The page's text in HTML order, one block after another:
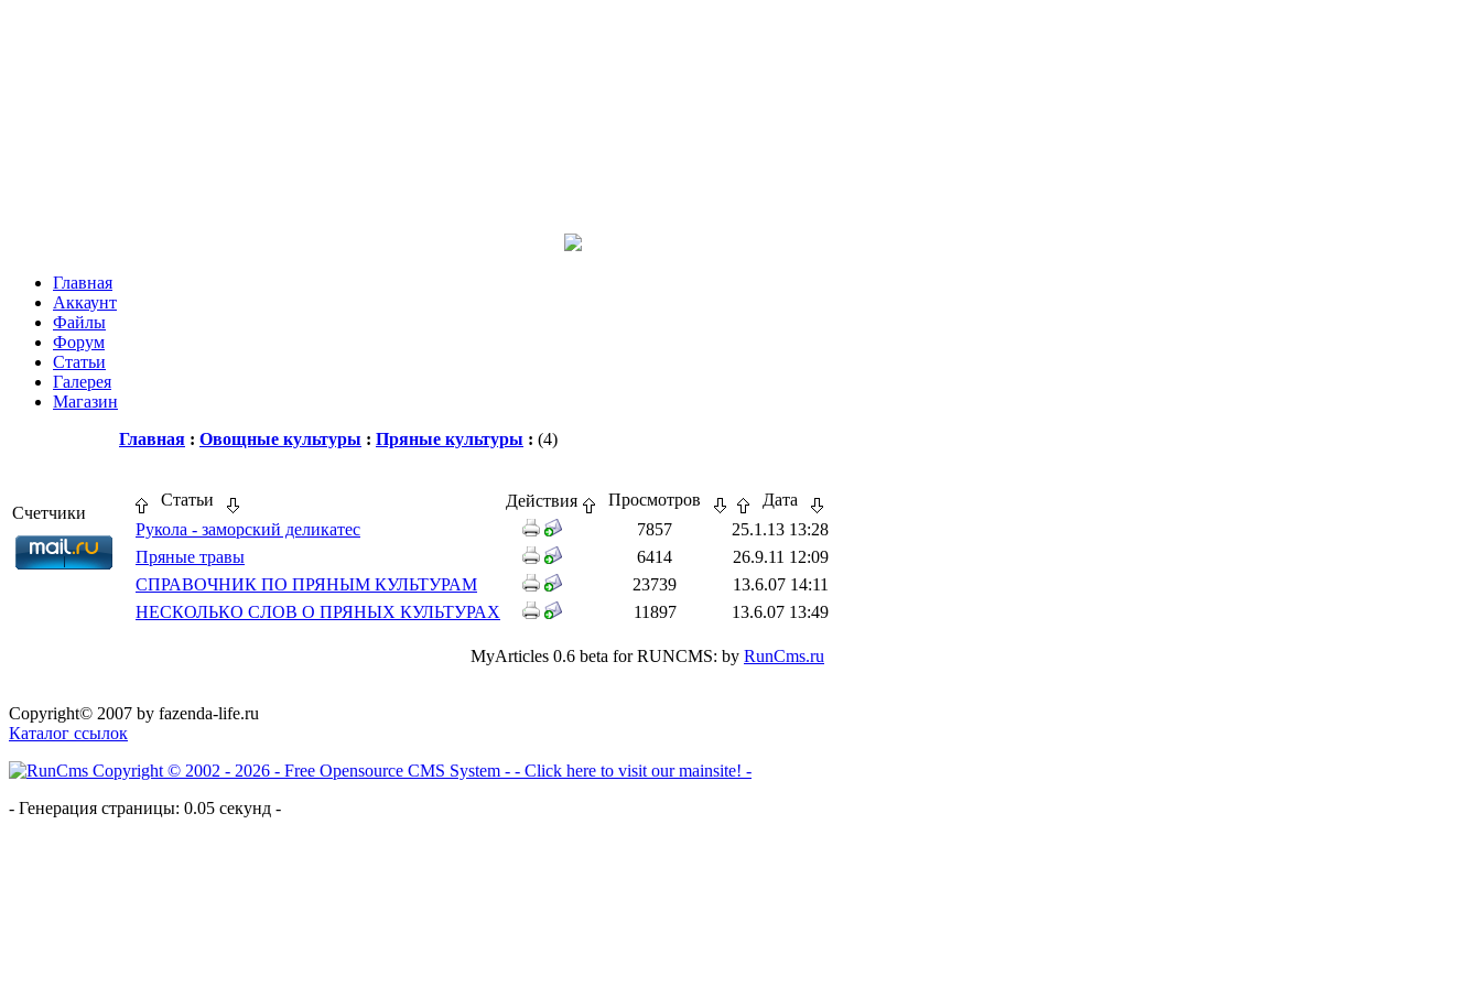
Главная
Аккаунт
Файлы
Форум
Статьи
Галерея
Магазин
Счетчики
Главная : Овощные культуры : Пряные культуры : (4)
Статьи Действия Просмотров
Дата
Рукола - заморский деликатес
7857
25.1.13 13:28
Пряные травы
6414
26.9.11 12:09
СПРАВОЧНИК ПО ПРЯНЫМ КУЛЬТУРАМ
23739
13.6.07 14:11
НЕСКОЛЬКО СЛОВ О ПРЯНЫХ КУЛЬТУРАХ
11897 13.6.07 13:49
MyArticles 0.6 beta for RUNCMS: by RunCms.ru
Copyright© 2007 by fazenda-life.ru
Каталог ссылок
- Генерация страницы: 0.05 секунд -